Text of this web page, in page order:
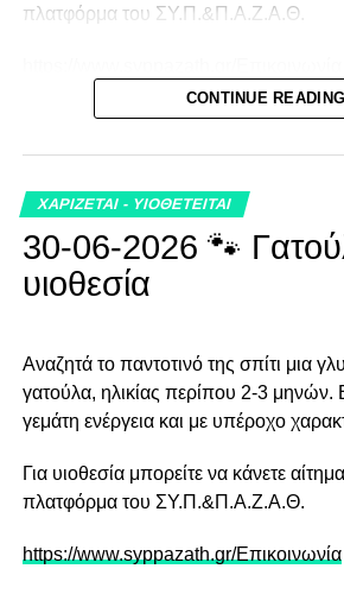
πλατφόρμα του ΣΥ.Π.&Π.Α.Ζ.Α.Θ.
ή στο email info@syppazath.gr
CONTINUE READING
ΧΑΡΙΖΕΤΑΙ - ΥΙΟΘΕΤΕΙΤΑΙ
30-06-2026 🐾
υιοθεσία
Αναζητά το παντοτινό της σπίτι μια
γατούλα, ηλικίας περίπου 2-3 μηνών.
γεμάτη ενέργεια και με υπέροχο
Για υιοθεσία μπορείτε να κάνετε
πλατφόρμα του ΣΥ.Π.&Π.Α.Ζ.Α.Θ.
https://www.syppazath.gr/Επικοινωνία